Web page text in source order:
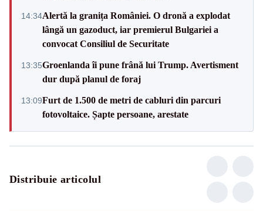
14:34Alertă la granița României. O dronă a explodat
lângă un gazoduct, iar premierul Bulgariei a
convocat Consiliul de Securitate
13:35Groenlanda îi pune frână lui Trump. Avertisment
dur după planul de foraj
13:09Furt de 1.500 de metri de cabluri din parcuri
fotovoltaice. Șapte persoane, arestate
Distribuie articolul